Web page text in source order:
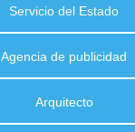
Servicio del Estado
Agencia de publicidad
Arquitecto